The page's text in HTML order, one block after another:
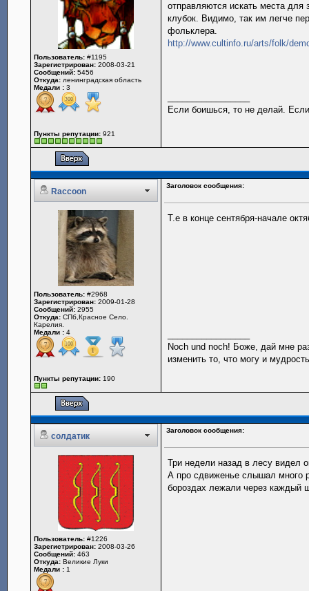
Пользователь: #1195
Зарегистрирован: 2008-03-21
Сообщений: 5456
Откуда: ленинградская область
Медали : 3
Пункты репутации: 921
отправляются искать места
клубок. Видимо, так им легче
фольклера.
http://www.cultinfo.ru/arts/folk/
Если боишься, то не делай.
Raccoon
Заголовок сообщения:
Пользователь: #2968
Зарегистрирован: 2009-01-28
Сообщений: 2955
Откуда: CПб,Красное Село.
Карелия.
Медали : 4
Пункты репутации: 190
Т.е в конце сентября-начале
Noch und noch! Боже, дай мне
изменить то, что могу и
солдатик
Заголовок сообщения:
Пользователь: #1226
Зарегистрирован: 2008-03-26
Сообщений: 463
Откуда: Великие Луки
Медали : 1
Три недели назад в лесу видел
А про сдвиженье слышал много
бороздах лежали через каждый